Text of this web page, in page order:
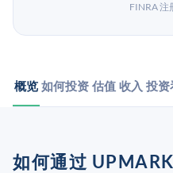
FINRA 注
概览 如何投资 估值 收入 投资
如何通过